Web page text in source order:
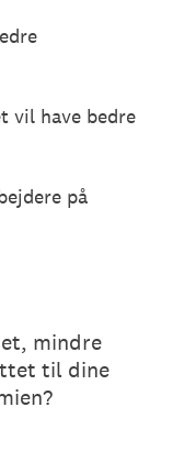
vil have bedre
på
mindre
til dine